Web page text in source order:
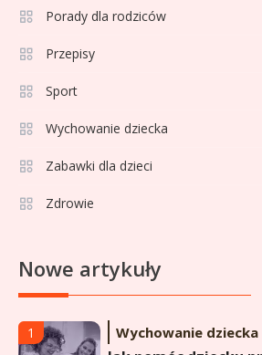
Porady dla rodziców
Przepisy
Sport
Wychowanie dziecka
Zabawki dla dzieci
Zdrowie
Nowe artykuły
La Liga rankingi:
Lech Poznań
pozycji w
historyczne dane
1 Wychowanie dziecka